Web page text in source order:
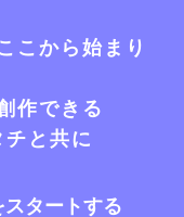
こから始まり
作できる
と共に
タートする